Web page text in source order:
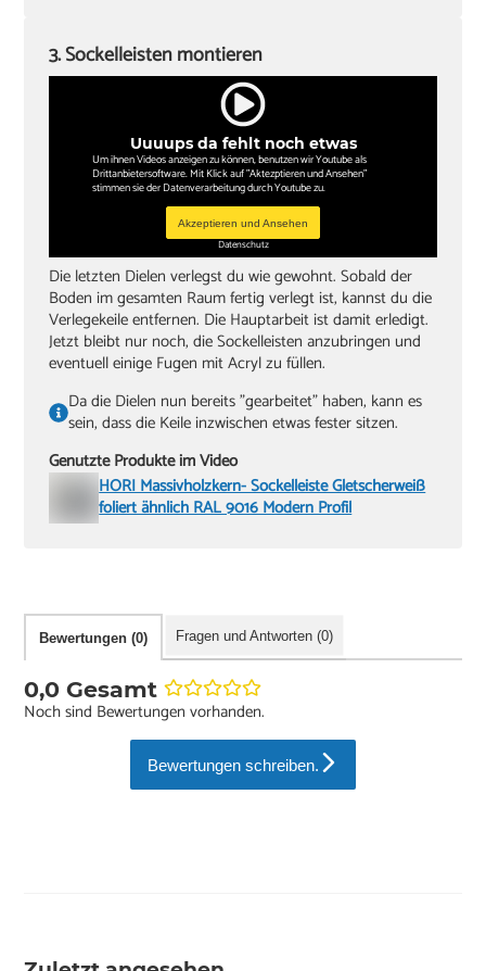
Uuuups da fehlt noch etwas
Um ihnen Videos anzeigen zu können, benutzen wir Youtube als
Drittanbietersoftware. Mit Klick auf "Aktezptieren und Ansehen"
stimmen sie der Datenverarbeitung durch Youtube zu.
Akzeptieren und Ansehen
Datenschutz
3. Sockelleisten montieren
Die letzten Dielen verlegst du wie gewohnt. Sobald der
Boden im gesamten Raum fertig verlegt ist, kannst du die
Verlegekeile entfernen. Die Hauptarbeit ist damit erledigt.
Jetzt bleibt nur noch, die Sockelleisten anzubringen und
eventuell einige Fugen mit Acryl zu füllen.
Da die Dielen nun bereits "gearbeitet" haben, kann es
sein, dass die Keile inzwischen etwas fester sitzen.
Genutzte Produkte im Video
HORI Massivholzkern- Sockelleiste Gletscherweiß
foliert ähnlich RAL 9016 Modern Profil
Bewertungen (0) Fragen und Antworten (0)
0,0 Gesamt
Noch sind Bewertungen vorhanden.
Bewertungen schreiben.